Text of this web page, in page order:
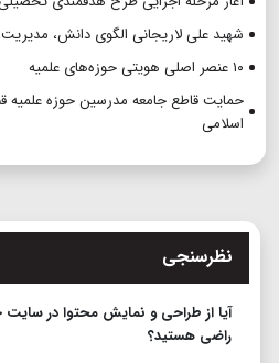
شهید علی لاریجانی الگوی دانش،
۱۰ عنصر اصلی هویتی حوزه‌های علمیه
حمایت قاطع جامعه مدرسین حوزه علمیه قم
اسلامی
نظرسنجی
آیا از طراحی و نمایش محتوا در
راضی هستید؟